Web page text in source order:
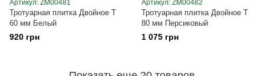
Артикул: ZM00481
Тротуарная плитка Двойное Т
60 мм Белый
920 грн
Артикул: ZM00482
Тротуарная плитка Двойное Т
80 мм Персиковый
1 075 грн